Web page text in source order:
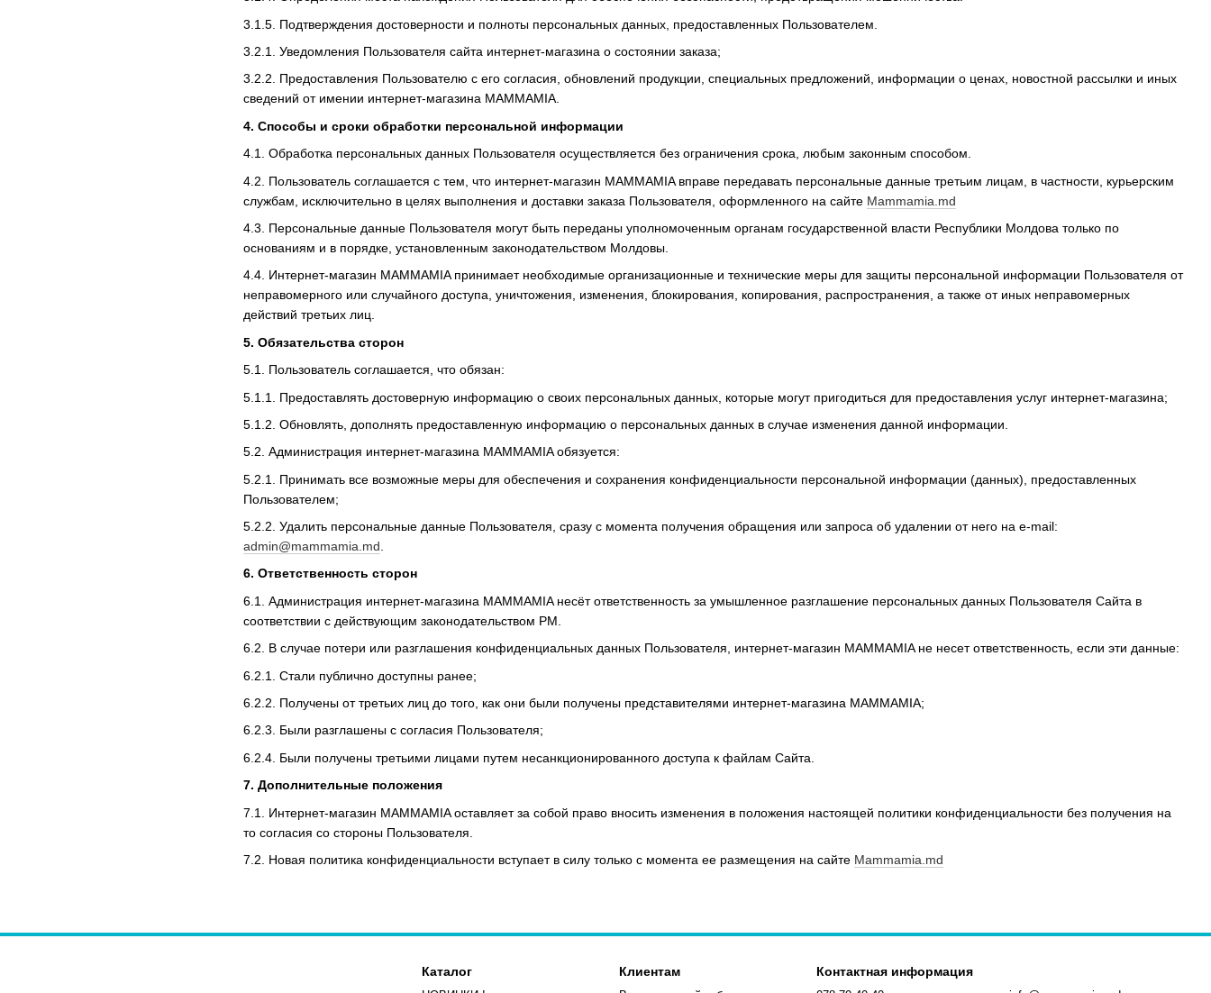
3.1.5. Подтверждения достоверности и полноты персональных данных, предоставленных Пользователем.
3.2.1. Уведомления Пользователя сайта интернет-магазина о состоянии заказа;
3.2.2. Предоставления Пользователю с его согласия, обновлений продукции, специальных предложений, информации о ценах, новостной рассылки и иных
сведений от имении интернет-магазина MAMMAMIA.
4. Способы и сроки обработки персональной информации
4.1. Обработка персональных данных Пользователя осуществляется без ограничения срока, любым законным способом.
4.2. Пользователь соглашается с тем, что интернет-магазин MAMMAMIA вправе передавать персональные данные третьим лицам, в частности, курьерским
службам, исключительно в целях выполнения и доставки заказа Пользователя, оформленного на сайте Mammamia.md
4.3. Персональные данные Пользователя могут быть переданы уполномоченным органам государственной власти Республики Молдова только по
основаниям и в порядке, установленным законодательством Молдовы.
4.4. Интернет-магазин MAMMAMIA принимает необходимые организационные и технические меры для защиты персональной информации Пользователя от
неправомерного или случайного доступа, уничтожения, изменения, блокирования, копирования, распространения, а также от иных неправомерных
действий третьих лиц.
5. Обязательства сторон
5.1. Пользователь соглашается, что обязан:
5.1.1. Предоставлять достоверную информацию о своих персональных данных, которые могут пригодиться для предоставления услуг интернет-магазина;
5.1.2. Обновлять, дополнять предоставленную информацию о персональных данных в случае изменения данной информации.
5.2. Администрация интернет-магазина MAMMAMIA обязуется:
5.2.1. Принимать все возможные меры для обеспечения и сохранения конфиденциальности персональной информации (данных), предоставленных
Пользователем;
5.2.2. Удалить персональные данные Пользователя, сразу с момента получения обращения или запроса об удалении от него на e-mail:
admin@mammamia.md
6. Ответственность сторон
6.1. Администрация интернет-магазина MAMMAMIA несёт ответственность за умышленное разглашение персональных данных Пользователя Сайта в
соответствии с действующим законодательством РМ.
6.2. В случае потери или разглашения конфиденциальных данных Пользователя, интернет-магазин MAMMAMIA не несет ответственность, если эти данные:
6.2.1. Стали публично доступны ранее;
6.2.2. Получены от третьих лиц до того, как они были получены представителями интернет-магазина MAMMAMIA;
6.2.3. Были разглашены с согласия Пользователя;
6.2.4. Были получены третьими лицами путем несанкционированного доступа к файлам Сайта.
7. Дополнительные положения
7.1. Интернет-магазин MAMMAMIA оставляет за собой право вносить изменения в положения настоящей политики конфиденциальности без получения на
то согласия со стороны Пользователя.
7.2. Новая политика конфиденциальности вступает в силу только с момента ее размещения на сайте Mammamia.md
Каталог Клиентам Контактная информация